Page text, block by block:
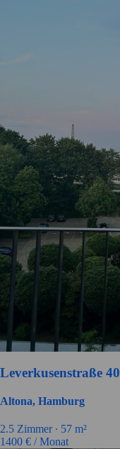
Leverkusenstraße 40
Altona, Hamburg
2.5 Zimmer ∙ 57 m²
1400 € / Monat